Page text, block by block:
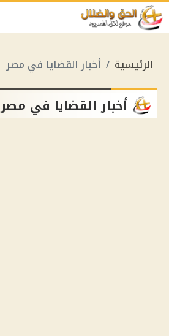
الرئيسية أخبار القضايا في مصر
أخبار القضايا في مصر